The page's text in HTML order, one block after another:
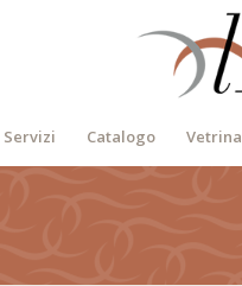
Servizi Catalogo Vetrina